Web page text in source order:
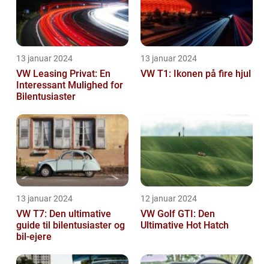
13 januar 2024
VW Leasing Privat: En
Interessant Mulighed for
Bilentusiaster
13 januar 2024
VW T1: Ikonen på fire hjul
13 januar 2024
VW T7: Den ultimative
guide til bilentusiaster og
bil-ejere
12 januar 2024
VW Golf GTI: Den
Ultimative Hot Hatch